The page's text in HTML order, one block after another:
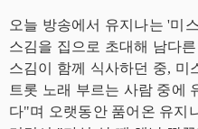
오늘 방송에서 유지나는 '미
스김을 집으로 초대해 남다
스김이 함께 식사하던 중, 미
트롯 노래 부르는 사람 중에
다"며 오랫동안 품어온 유지